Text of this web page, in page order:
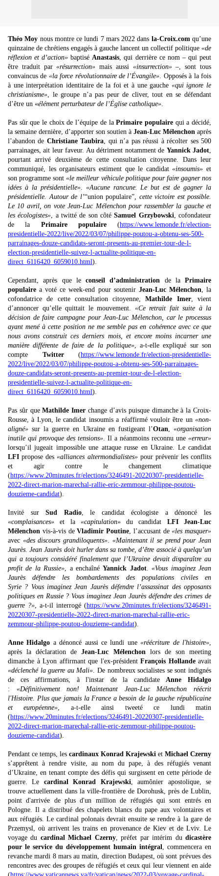
Théo Moy nous montre ce lundi 7 mars 2022 dans la-Croix.comqu’une
quinzaine de chrétiens engagés à gauche lancent un collectif politique «de
réflexion et d’action» baptiséAnastasis, qui derrière ce nom – qui peut
être traduit par«résurrection» mais aussi «insurrection»–, sont tous
convaincus de «la force révolutionnaire de l’Évangile». Opposés à la fois
à une interprétation identitaire de la foi et à une gauche «qui ignore le
christianisme», le groupe n’a pas peur de cliver, tout en se défendant
d’être un «élément perturbateur de l’Église catholique».
Pas sûr que le choix de l’équipe de laPrimaire populairequi a décidé,
la semaine dernière, d’apporter son soutien à Jean-Luc Mélenchon après
l’abandon de Christiane Taubira, qui n’a pas réussi à récolter ses 500
parrainages, ait leur faveur. Au détriment notamment de Yannick Jadot,
pourtant arrivé deuxième de cette consultation citoyenne. Dans leur
communiqué, les organisateurs estiment que le candidat«insoumis» et
son programme sont«le meilleur véhicule politique pour faire gagner nos
idées à la présidentielle». «Aucune rancune. Le but est de gagner la
présidentielle. Autour de l’“union populaire”, cette victoire est possible.
Le 10 avril, on vote Jean-Luc Mélenchon pour rassembler la gauche et
les écologistes», a twitté de son côtéSamuel Grzybowski, cofondateur
de la Primaire populaire(https://www.lemonde.fr/election-
presidentielle-2022/live/2022/03/07/philippe-poutou-a-obtenu-ses-500-
parrainages-douze-candidats-seront-presents-au-premier-tour-de-l-
election-presidentielle-suivez-l-actualite-politique-en-
direct_6116420_6059010.html).
Cependant, après que le conseil d’administration de la Primaire
populaire a voté ce week-end pour soutenir Jean-Luc Mélenchon, la
cofondatrice de cette consultation citoyenne,Mathilde Imer, vient
d’annoncer qu’elle quittait le mouvement. «Ce retrait fait suite à la
décision de faire campagne pour Jean-Luc Mélenchon, car le processus
ayant mené à cette position ne me semble pas en cohérence avec ce que
nous avons construit ces derniers mois, et encore moins incarner une
manière différente de faire de la politique», a-t-elle expliqué sur son
compte Twitter(https://www.lemonde.fr/election-presidentielle-
2022/live/2022/03/07/philippe-poutou-a-obtenu-ses-500-parrainages-
douze-candidats-seront-presents-au-premier-tour-de-l-election-
presidentielle-suivez-l-actualite-politique-en-
direct_6116420_6059010.html).
Pas sûr queMathilde Imer change d’avis puisque dimanche à la Croix-
Rousse, à Lyon, le candidat insoumis a réaffirmé vouloir être un «non-
aligné» sur la guerre en Ukraine en fustigeant l’Otan,«organisation
inutile qui provoque des tensions». Il a néanmoins reconnu une «erreur»
lorsqu’il jugeait impossible une attaque russe en Ukraine. Le candidat
LFI propose des«alliances altermondialistes»pour prévenir les conflits
et agir contre le changement climatique
(https://www.20minutes.fr/elections/3246491-20220307-presidentielle-
2022-direct-marion-marechal-rallie-eric-zemmour-philippe-poutou-
douzieme-candidat).
Invité surSud Radio, le candidat écologiste a dénoncé les
«complaisances» et la «capitulation»du candidat LFI
Jean-Luc
Mélenchon vis-à-vis deVladimir Poutine, l’accusant de«les masquer»
avec «des discours grandiloquents». «Maintenant il se prend pour Jean
Jaurès. Jean Jaurès doit hurler dans sa tombe, d’être associé à quelqu’un
qui a toujours considéré finalement que l’Ukraine devait disparaître au
profit de la Russie», a enchaînéYannick Jadot.«Vous imaginez Jean
Jaurès défendre les bombardements des populations civiles en
Syrie ? Vous imaginez Jean Jaurès défendre l’assassinat des opposants
politiques en Russie ? Vous imaginez Jean Jaurès défendre des crimes de
guerre ?», a-t-il interrogé (https://www.20minutes.fr/elections/3246491-
20220307-presidentielle-2022-direct-marion-marechal-rallie-eric-
zemmour-philippe-poutou-douzieme-candidat).
Anne Hidalgo a dénoncé aussi ce lundi une«réécriture de l'histoire»,
après la déclaration deJean-Luc Mélenchonlors de son meeting
dimanche à Lyon affirmant que l'ex-président François Hollandeavait
«déclenché la guerre au Mali». De nombreux socialistes se sont indignés
de ces affirmations, à l'instar de la candidateAnne Hidalgo
: «Définitivement non! Maintenant Jean-Luc Mélenchon réécrit
l'Histoire. Plus que jamais la France a besoin de la gauche républicaine
et européenne», a-t-elle ainsi tweeté ce lundi matin
(https://www.20minutes.fr/elections/3246491-20220307-presidentielle-
2022-direct-marion-marechal-rallie-eric-zemmour-philippe-poutou-
douzieme-candidat).
Pendant ce temps, les cardinaux Konrad Krajewski et Michael Czerny
s’apprêtent à rendre visite, au nom du pape, à des réfugiés venant
d’Ukraine, en tenant compte des défis qui surgissent en cette période de
guerre. Le cardinal Konrad Krajewski, aumônier apostolique, se
trouve actuellement dans la ville-frontière de Dorohusk, près de Lublin,
point d'arrivée de plus d'un million de réfugiés qui sont entrés en
Pologne. Il a distribué des chapelets blancs du pape aux volontaires et
aux réfugiés. Le cardinal polonais devrait ensuite se rendre à la gare de
Przemysl, où arrivent les trains en provenance de Kiev et de Lviv. Le
voyage du cardinal Michael Czerny, préfet par intérim dudicastère
pour le service du développement humain intégral, commencera en
revanche mardi 8 mars au matin, direction Budapest, où sont prévues des
rencontres avec des groupes de réfugiés et ceux qui leur viennent en aide